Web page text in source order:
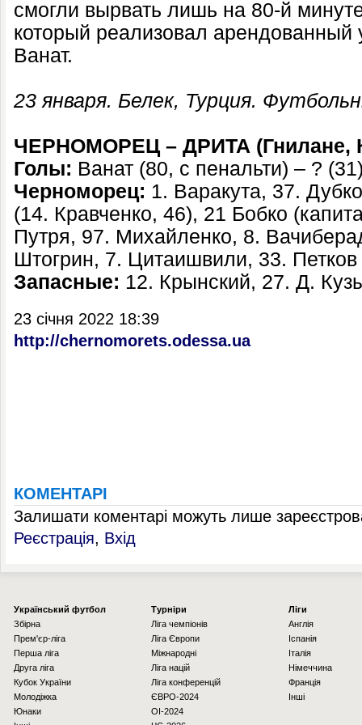
смогли вырвать лишь на 80-й
который реализовал арендованный
Ванат.
23 января. Белек, Турция.
ЧЕРНОМОРЕЦ – ДРИТА (Гнилане,
Голы: Ванат (80, с пенальти) – ?
Черноморец: 1. Варакута, 37.
(14. Кравченко, 46), 21 Бобко
Путря, 97. Михайленко, 8.
Штогрин, 7. Цитаишвили, 33. Петков
Запасные: 12. Крынский, 27. Д.
23 січня 2022 18:39
http://chernomorets.odessa.ua
КОМЕНТАРІ
Залишати коментарі можуть лише
Реєстрація, Вхід
Українcький футбол
Збірна
Прем'єр-ліга
Перша ліга
Друга ліга
Кубок України
Молодіжка
Юнаки
Турніри
Ліга чемпіонів
Ліга Європи
Міжнародні
Ліга націй
Ліга конференцій
ЄВРО-2024
OI-2024
Ліги
Англія
Іспанія
Італія
Німеччина
Франція
Інші